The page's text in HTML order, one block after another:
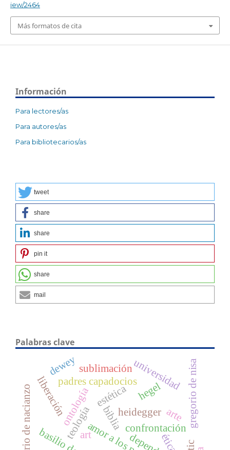
iew/2464
Más formatos de cita
Información
Para lectores/as
Para autores/as
Para bibliotecarios/as
tweet
share
share
pin it
share
mail
Palabras clave
biblia
teología heidegger
hegel
ontología
confrontación
padres capadocios gregorio de nisa
gregorio de nacianzoliberación
ética
universidad
dewey
arte
art
estética
sublimación